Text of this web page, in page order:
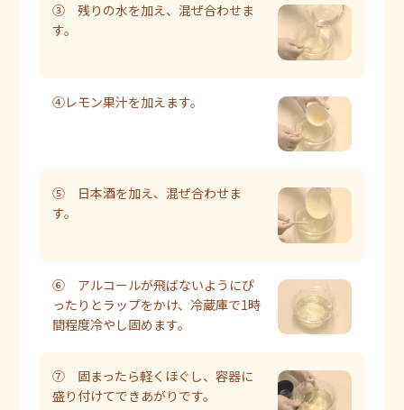
③ 残りの水を加え、混ぜ合わせま
す。
④レモン果汁を加えます。
⑤ 日本酒を加え、混ぜ合わせま
す。
⑥ アルコールが飛ばないようにぴ
ったりとラップをかけ、冷蔵庫で1時
間程度冷やし固めます。
⑦ 固まったら軽くほぐし、容器に
盛り付けてできあがりです。